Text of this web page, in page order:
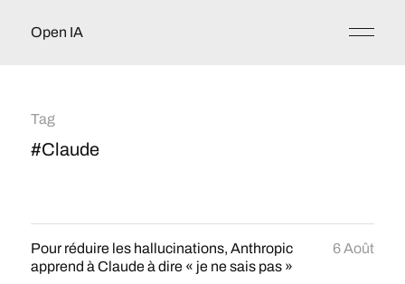
Open IA
Tag
#Claude
Pour réduire les hallucinations, Anthropic
apprend à Claude à dire « je ne sais pas »
6 Août